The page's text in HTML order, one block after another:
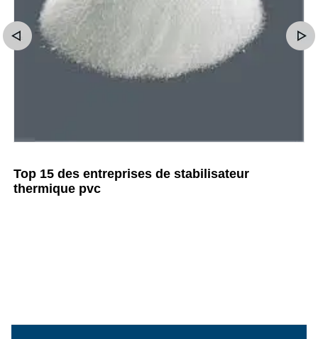
Top 15 des entreprises de stabilisateur
thermique pvc